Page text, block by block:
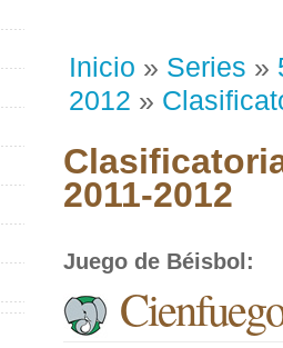
Inicio » Series »
2012 »
2011-2012
Juego de Béisbol :